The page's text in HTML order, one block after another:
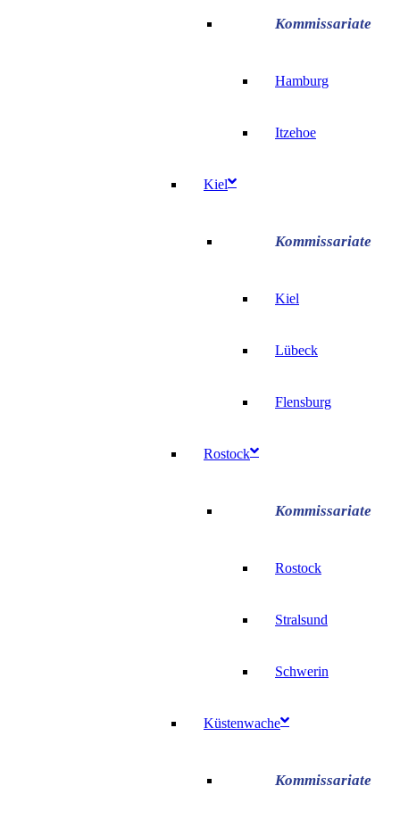
Hamburg
Itzehoe
Kiel
Kiel
Lübeck
Flensburg
Rostock
Rostock
Stralsund
Schwerin
Küstenwache